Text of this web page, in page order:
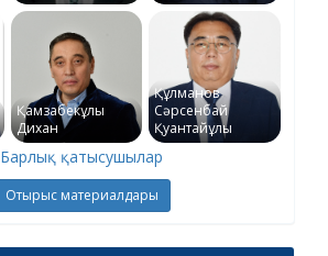
Қамзабекұлы
Дихан
Құлманов
Сәрсенбай
Қуантайұлы
Барлық қатысушылар
Отырыс материалдары